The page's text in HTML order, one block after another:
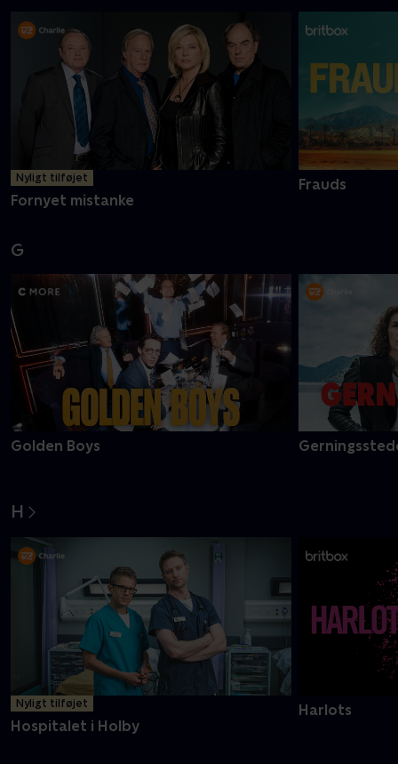
Nyligt tilføjet
Fornyet mistanke
Frauds
G
Golden Boys
H
Nyligt tilføjet
Hospitalet i Holby
Harlots